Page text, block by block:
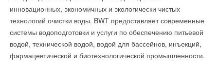
инновационных, экономичных и экологически чистых
технологий очистки воды. BWT предоставляет современные
системы водоподготовки и услуги по обеспечению питьевой
водой, технической водой, водой для бассейнов, инъекций,
фармацевтической и биотехнологической промышленности.
В этой теме еще нет комментариев
Добавить комментарий
поставляя газ на европейские рынки, — сказал Алиев. —
Это взаимовыгодная ситуация, потому что Европа
нуждается в укреплении энергетической безопасности,
а Азербайджан — в рынках сбыта для своих огромных
ресурсов. Сегодня мы начинаем строить новый мост из
Азербайджана в Европу. Наша страна станет важным